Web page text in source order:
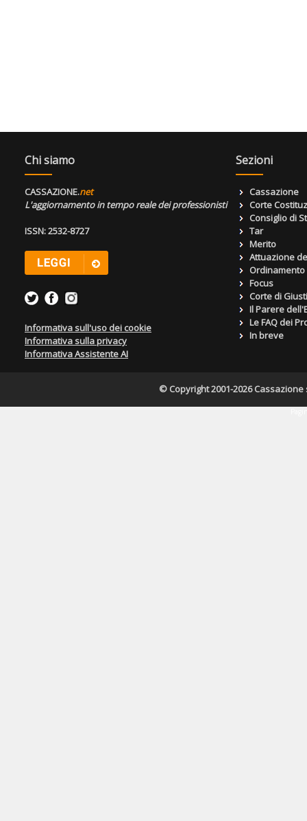
Chi siamo
CASSAZIONE.net
L'aggiornamento in tempo reale dei professionisti
ISSN: 2532-8727
Informativa sull'uso dei cookie
Informativa sulla privacy
Informativa Assistente AI
Sezioni
Cassazione
Corte
Consiglio di
Tar
Merito
Attuazione
Focus
Corte di
Il Parere
Le FAQ dei
In breve
© Copyright 2001-2026 Cassazione